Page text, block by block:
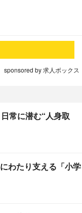
sponsored by 求人ボックス
常に潜む“人身取
わたり支える「小学